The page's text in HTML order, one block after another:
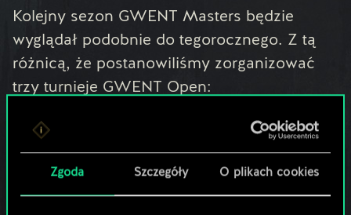
Zgoda Szczegóły O plikach cookies
Kolejny sezon GWENT Masters będzie
wyglądał podobnie do tegorocznego. Z tą
różnicą, że postanowiliśmy zorganizować
trzy turnieje GWENT Open:
w kwietniu
w lipcu
w październiku